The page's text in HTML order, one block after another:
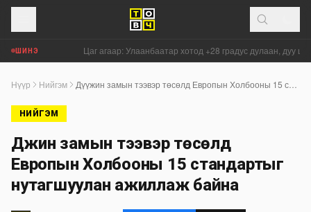
ШИНЭ Цаг агаар: Улаанбаатар хотод +28 градус дулаан, дуу
Нүүр Нийгэм
НИЙГЭМ
Дүүжин замын тээвэр төсөлд
Европын Холбооны 15 стандартыг
нутагшуулан ажиллаж байна